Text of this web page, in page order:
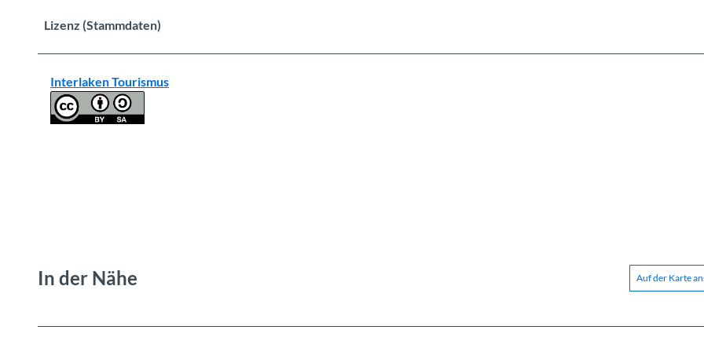
Lizenz (Stammdaten)
Interlaken Tourismus
In der Nähe Auf der Karte